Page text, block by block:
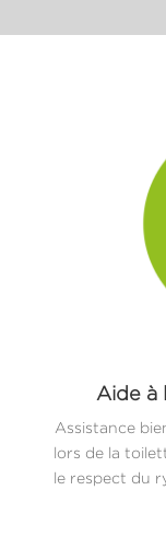
Aide à
Assistance
lors de la
le respect du